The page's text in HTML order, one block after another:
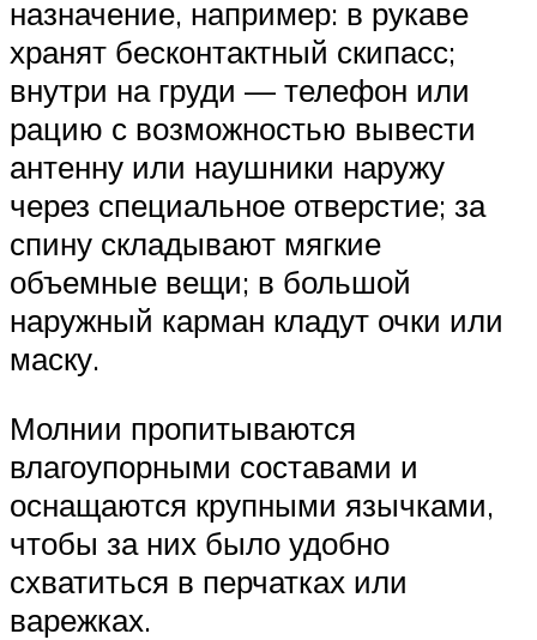
назначение, например: в рукаве
хранят бесконтактный скипасс;
внутри на груди — телефон или
рацию с возможностью вывести
антенну или наушники наружу
через специальное отверстие; за
спину складывают мягкие
объемные вещи; в большой
наружный карман кладут очки или
маску.
Молнии пропитываются
влагоупорными составами и
оснащаются крупными язычками,
чтобы за них было удобно
схватиться в перчатках или
варежках.